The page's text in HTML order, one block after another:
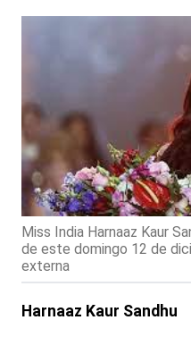
Miss India Harnaaz Kaur
de este domingo 12 de
externa
Harnaaz Kaur Sandhu